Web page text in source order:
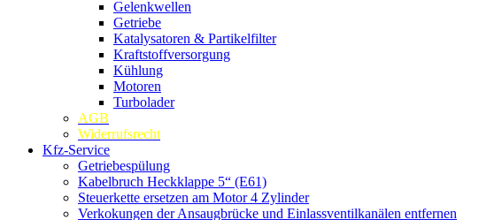
Gelenkwellen
Getriebe
Katalysatoren & Partikelfilter
Kraftstoffversorgung
Kühlung
Motoren
Turbolader
AGB
Widerrufsrecht
Kfz-Service
Getriebespülung
Kabelbruch Heckklappe 5“ (E61)
Steuerkette ersetzen am Motor 4 Zylinder
Verkokungen der Ansaugbrücke und Einlassventilkanälen entfernen